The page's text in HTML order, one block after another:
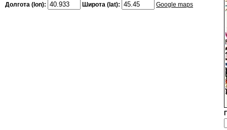
Долгота (lon): Широта (lat): Google maps